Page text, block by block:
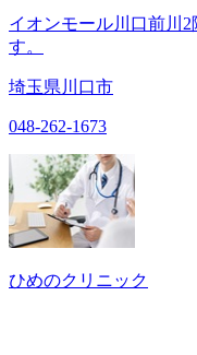
イオンモール川口前川
す。
埼玉県川口市
048-262-1673
ひめのクリニック